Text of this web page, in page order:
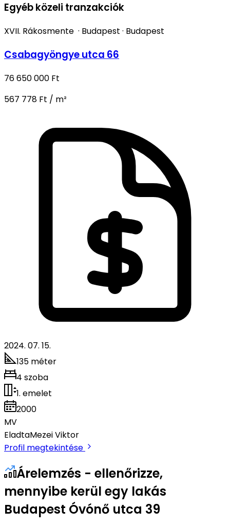
Egyéb közeli tranzakciók
XVII. Rákosmente · Budapest · Budapest
Csabagyöngye utca 66
76 650 000 Ft
567 778 Ft / m²
2024. 07. 15.
135 méter
4 szoba
1. emelet
2000
MV
EladtaMezei Viktor
Profil megtekintése
Árelemzés - ellenőrizze,
mennyibe kerül egy lakás
Budapest Óvónő utca 39